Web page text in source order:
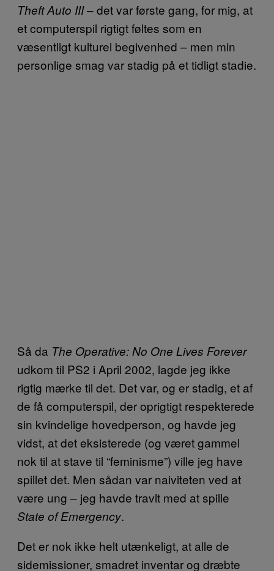
Theft Auto III– det var første gang, for mig, at
et computerspil rigtigt føltes som en
væsentligt kulturel begivenhed – men min
personlige smag var stadig på et tidligt stadie.
Så da The Operative: No One Lives Forever
udkom til PS2 i April 2002, lagde jeg ikke
rigtig mærke til det. Det var, og er stadig, et af
de få computerspil, der oprigtigt respekterede
sin kvindelige hovedperson, og havde jeg
vidst, at det eksisterede (og været gammel
nok til at stave til “feminisme”) ville jeg have
spillet det. Men sådan var naiviteten ved at
være ung – jeg havde travlt med at spille
State of Emergency.
Det er nok ikke helt utænkeligt, at alle de
sidemissioner, smadret inventar og dræbte